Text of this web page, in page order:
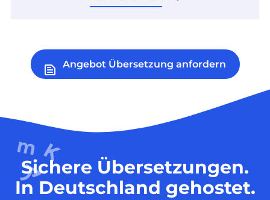
Angebot Übersetzung anfordern
Sichere Übersetzungen.
In Deutschland gehostet.